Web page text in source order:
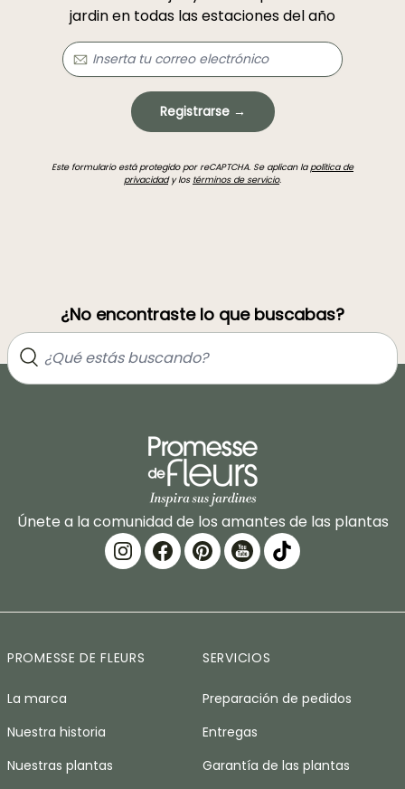
jardin en todas las estaciones del año
Registrarse →
Este formulario está protegido por reCAPTCHA. Se aplican lapolítica de
privacidady los términos de servicio.
¿No encontraste lo que buscabas?
Únete a la comunidad de los amantes de las plantas
PROMESSE DE FLEURS
La marca
Nuestra historia
Nuestras plantas
SERVICIOS
Preparación de pedidos
Entregas
Garantía de las plantas